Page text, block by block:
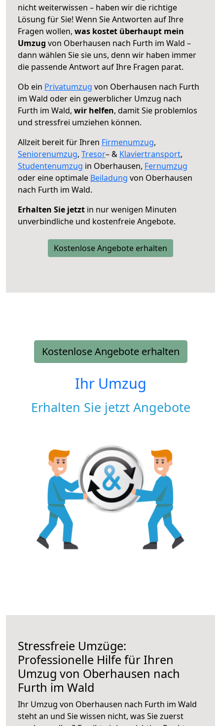
nicht weiterwissen – haben wir die richtige
Lösung für Sie! Wenn Sie Antworten auf Ihre
Fragen wollen, was kostet überhaupt mein
Umzug von Oberhausen nach Furth im Wald –
dann wählen Sie sie uns, denn wir haben immer
die passende Antwort auf Ihre Fragen parat.
Ob ein Privatumzug von Oberhausen nach Furth
im Wald oder ein gewerblicher Umzug nach
Furth im Wald, wir helfen, damit Sie problemlos
und stressfrei umziehen können.
Allzeit bereit für Ihren Firmenumzug,
Seniorenumzug, Tresor– & Klaviertransport,
Studentenumzug in Oberhausen, Fernumzug
oder eine optimale Beiladung von Oberhausen
nach Furth im Wald.
Erhalten Sie jetzt in nur wenigen Minuten
unverbindliche und kostenfreie Angebote.
Kostenlose Angebote erhalten
Kostenlose Angebote erhalten
Ihr Umzug
Erhalten Sie jetzt Angebote
Stressfreie Umzüge:
Professionelle Hilfe für Ihren
Umzug von Oberhausen nach
Furth im Wald
Ihr Umzug von Oberhausen nach Furth im Wald
steht an und Sie wissen nicht, was Sie zuerst